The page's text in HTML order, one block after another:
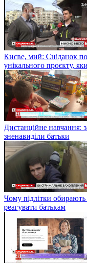
Києве, мий: Сніданок
унікального проєкту,
Дистанційне навчання:
зненавиділи батьки
Чому підлітки обирають
реагувати батькам